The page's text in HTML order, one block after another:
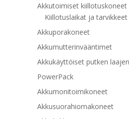
Akkutoimiset kiillotuskoneet
Kiillotuslaikat ja tarvikkeet
Akkuporakoneet
Akkumutterinvääntimet
Akkukäyttöiset putken
PowerPack
Akkumonitoimikoneet
Akkusuorahiomakoneet